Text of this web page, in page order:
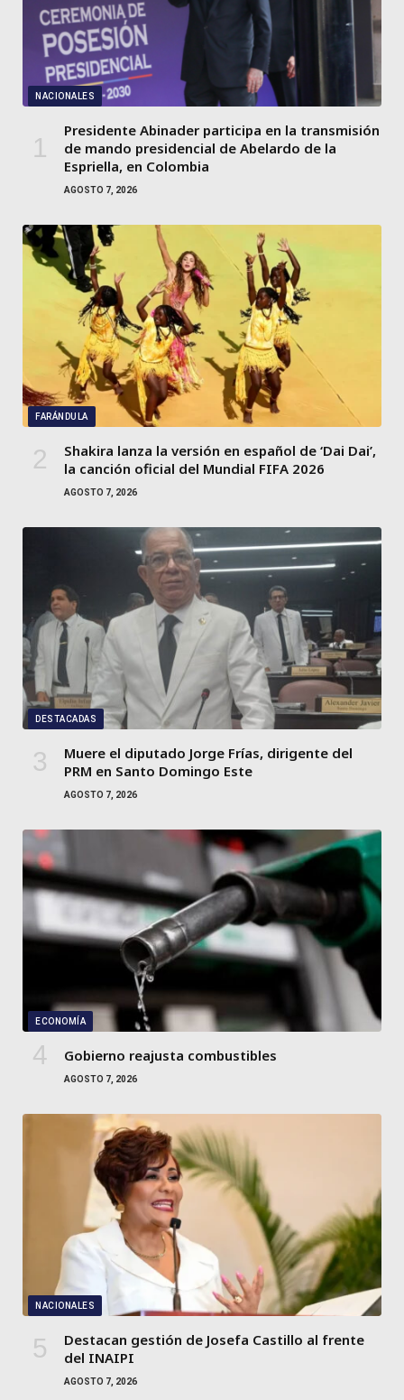
NACIONALES
Presidente Abinader participa en la transmisión
de mando presidencial de Abelardo de la
Espriella, en Colombia
AGOSTO 7, 2026
FARÁNDULA
Shakira lanza la versión en español de ‘Dai Dai’,
la canción oficial del Mundial FIFA 2026
AGOSTO 7, 2026
DESTACADAS
Muere el diputado Jorge Frías, dirigente del
PRM en Santo Domingo Este
AGOSTO 7, 2026
ECONOMÍA
Gobierno reajusta combustibles
AGOSTO 7, 2026
NACIONALES
Destacan gestión de Josefa Castillo al frente
del INAIPI
AGOSTO 7, 2026